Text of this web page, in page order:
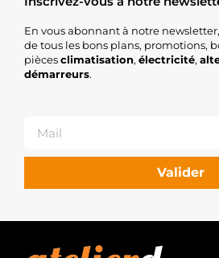
En vous abonnant à notre
de tous les bons plans, promotions,
piècesclimatisation, électricité,
démarreurs.
Valider